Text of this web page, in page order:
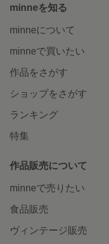
minneを知る
minneについて
minneで買いたい
作品をさがす
ショップをさがす
ランキング
特集
作品販売について
minneで売りたい
食品販売
ヴィンテージ販売